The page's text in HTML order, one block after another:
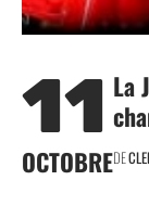
11
OCTOBRE
La
DE